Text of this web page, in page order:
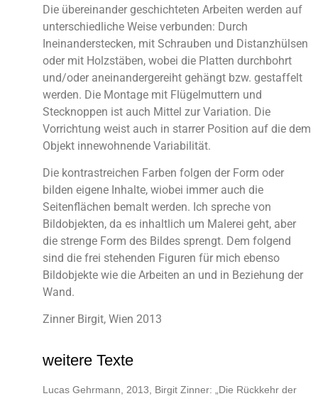
Die übereinander geschichteten Arbeiten werden auf
unterschiedliche Weise verbunden: Durch
Ineinanderstecken, mit Schrauben und Distanzhülsen
oder mit Holzstäben, wobei die Platten durchbohrt
und/oder aneinandergereiht gehängt bzw. gestaffelt
werden. Die Montage mit Flügelmuttern und
Stecknoppen ist auch Mittel zur Variation. Die
Vorrichtung weist auch in starrer Position auf die dem
Objekt innewohnende Variabilität.
Die kontrastreichen Farben folgen der Form oder
bilden eigene Inhalte, wiobei immer auch die
Seitenflächen bemalt werden. Ich spreche von
Bildobjekten, da es inhaltlich um Malerei geht, aber
die strenge Form des Bildes sprengt. Dem folgend
sind die frei stehenden Figuren für mich ebenso
Bildobjekte wie die Arbeiten an und in Beziehung der
Wand.
Zinner Birgit, Wien 2013
weitere Texte
Lucas Gehrmann, 2013, Birgit Zinner: „Die Rückkehr der